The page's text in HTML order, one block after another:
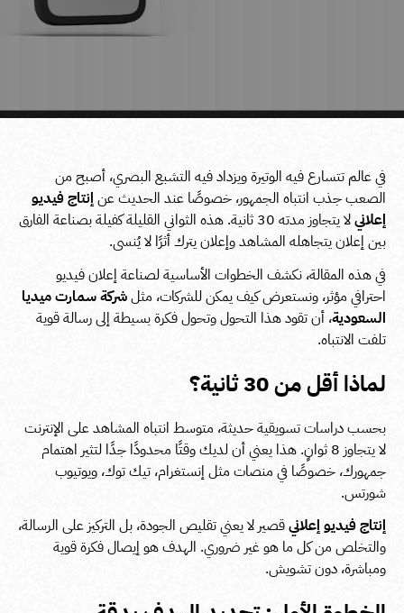
في عالم تتسارع فيه الوتيرة ويزداد فيه التشبع البصري، أصبح من
الصعب جذب انتباه الجمهور، خصوصًا عند الحديث عنإنتاج فيديو
إعلاني
لا يتجاوز مدته 30 ثانية. هذه الثواني القليلة كفيلة بصناعة الفارق
بين إعلان يتجاهله المشاهد وإعلان يترك أثرًا لا يُنسى.
في هذه المقالة، نكشف الخطوات الأساسية لصناعة إعلان فيديو
احترافي مؤثر، ونستعرض كيف يمكن للشركات، مثلشركة سمارت ميديا
السعودية، أن تقود هذا التحول وتحول فكرة بسيطة إلى رسالة قوية
تلفت الانتباه.
لماذا أقل من 30 ثانية؟
بحسب دراسات تسويقية حديثة، متوسط انتباه المشاهد على الإنترنت
لا يتجاوز 8 ثوانٍ. هذا يعني أن لديك وقتًا محدودًا جدًا لتثير اهتمام
جمهورك، خصوصًا في منصات مثل إنستغرام، تيك توك، ويوتيوب
شورتس.
إنتاج فيديو إعلانيقصير لا يعني تقليص الجودة، بل التركيز على الرسالة،
والتخلص من كل ما هو غير ضروري. الهدف هو إيصال فكرة قوية
ومباشرة، دون تشويش.